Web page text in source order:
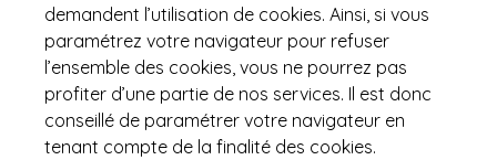
demandent l’utilisation de cookies. Ainsi, si vous
paramétrez votre navigateur pour refuser
l’ensemble des cookies, vous ne pourrez pas
profiter d’une partie de nos services. Il est donc
conseillé de paramétrer votre navigateur en
tenant compte de la finalité des cookies.